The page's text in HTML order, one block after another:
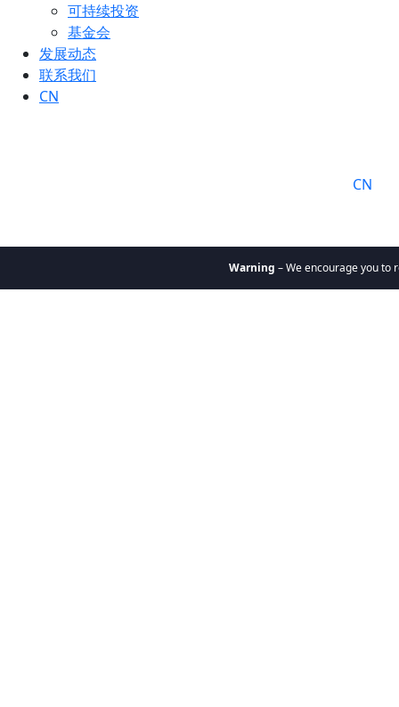
可持续投资
基金会
发展动态
联系我们
CN
CN
– We encourage you to remain